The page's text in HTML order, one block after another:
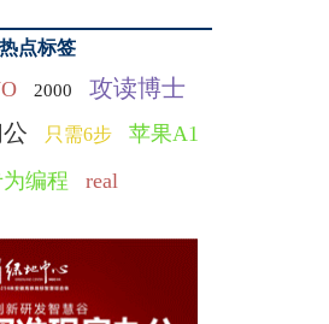
热点标签
2000 攻读博士
只需6步 苹果A1
编程 real